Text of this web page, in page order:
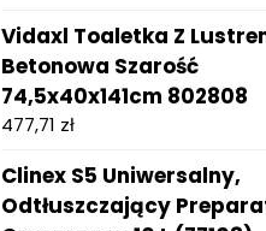
Vidaxl Toaletka Z
Betonowa Szarość
74,5x40x141cm 802808
477,71 zł
Clinex S5 Uniwersalny,
Odtłuszczający